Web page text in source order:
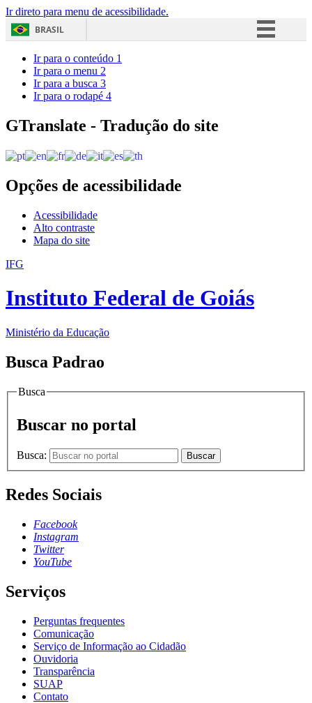
Ir direto para menu de acessibilidade.
BRASIL
Acesso à informação
Ir para o conteúdo 1
Ir para o menu 2
Ir para a busca 3
Ir para o rodapé 4
GTranslate - Tradução do site
Opções de acessibilidade
Acessibilidade
Alto contraste
Mapa do site
IFG
Instituto Federal de Goiás
Ministério da Educação
Busca Padrao
Busca
Buscar no portal
Busca: Buscar
Redes Sociais
Facebook
Instagram
Twitter
YouTube
Serviços
Perguntas frequentes
Comunicação
Serviço de Informação ao Cidadão
Ouvidoria
Transparência
SUAP
Contato